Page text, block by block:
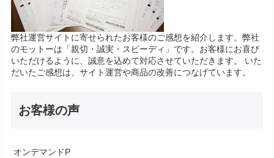
弊社運営サイトに寄せられたお客様のご感想を紹介します。弊社
のモットーは「親切・誠実・スピーディ」です。お客様にお喜び
いただけるように、誠意を込めて対応させていただきます。 いた
だいたご感想は、サイト運営や商品の改善につなげています。
お客様の声
オンデマンドP